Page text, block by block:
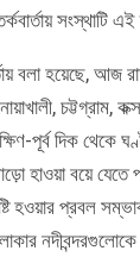
সংস্থাটি
বলা হয়েছে, আজ
চট্টগ্রাম,
পূর্ব দিক থেকে
হাওয়া বয়ে
হওয়ার প্রবল